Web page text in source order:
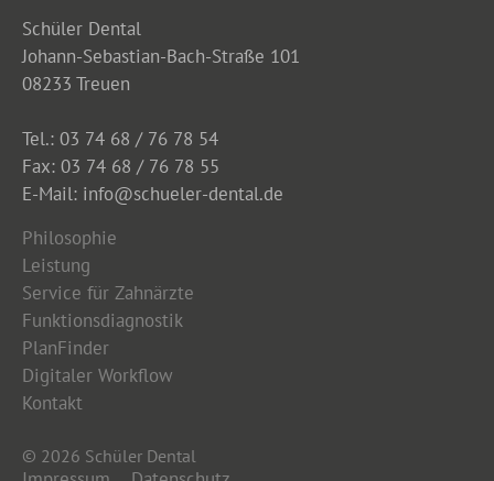
Schüler Dental
Johann-Sebastian-Bach-Straße 101
08233 Treuen
Tel.: 03 74 68 / 76 78 54
Fax: 03 74 68 / 76 78 55
E-Mail: info@schueler-dental.de
Philosophie
Leistung
Service für Zahnärzte
Funktionsdiagnostik
PlanFinder
Digitaler Workflow
Kontakt
© 2026 Schüler Dental